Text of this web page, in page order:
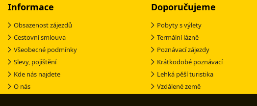
Informace
Obsazenost zájezdů
Cestovní smlouva
Všeobecné podmínky
Slevy, pojištění
Kde nás najdete
O nás
Doporučujeme
Pobyty s výlety
Termální lázně
Poznávací zájezdy
Krátkodobé poznávací
Lehká pěší turistika
Vzdálené země